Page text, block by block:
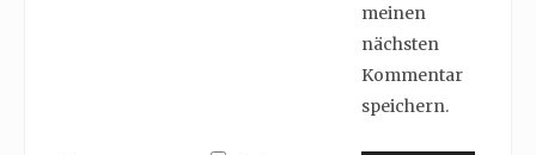
meinen
nächsten
Kommentar
speichern.